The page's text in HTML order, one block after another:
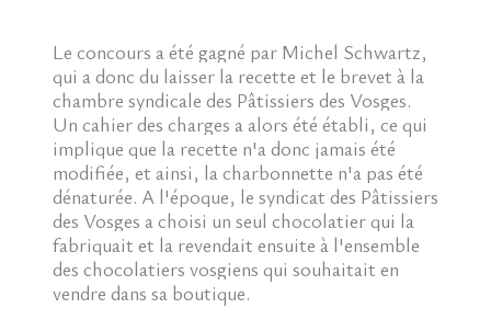
Le concours a été gagné par Michel Schwartz,
qui a donc du laisser la recette et le brevet à la
chambre syndicale des Pâtissiers des Vosges.
Un cahier des charges a alors été établi, ce qui
implique que la recette n'a donc jamais été
modifiée, et ainsi, la charbonnette n'a pas été
dénaturée. A l'époque, le syndicat des Pâtissiers
des Vosges a choisi un seul chocolatier qui la
fabriquait et la revendait ensuite à l'ensemble
des chocolatiers vosgiens qui souhaitait en
vendre dans sa boutique.